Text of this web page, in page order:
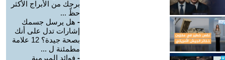
برجك من الأبراج الأكثر
حظً ...
- هل يرسل جسمك
إشارات تدل على أنك
بصحة جيدة؟ 12 علامة
مطمئنة ل ...
- فوائد الميرمية